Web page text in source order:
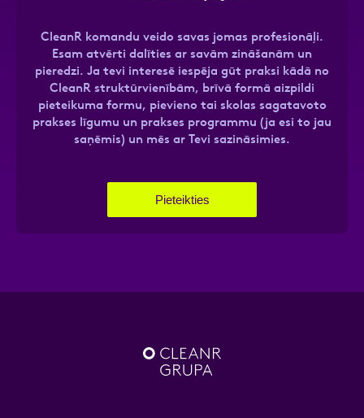
CleanR komandu veido savas jomas profesionāļi.
Esam atvērti dalīties ar savām zināšanām un
pieredzi. Ja tevi interesē iespēja gūt praksi kādā no
CleanR struktūrvienībām, brīvā formā aizpildi
pieteikuma formu, pievieno tai skolas sagatavoto
prakses līgumu un prakses programmu (ja esi to jau
saņēmis) un mēs ar Tevi sazināsimies.
Pieteikties